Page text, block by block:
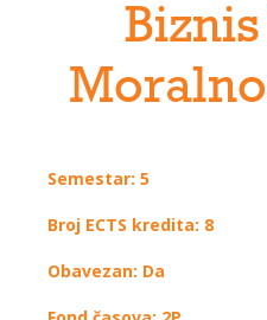
Semestar: 5
Broj ECTS kredita: 8
Obavezan: Da